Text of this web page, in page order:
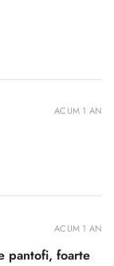
ACUM 1 AN
pantofi, foarte
ACUM 1 AN